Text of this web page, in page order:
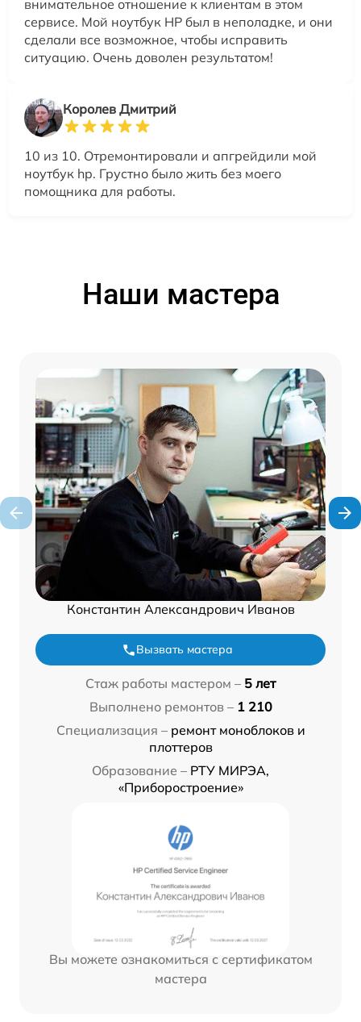
внимательное отношение к клиентам в этом
сервисе. Мой ноутбук HP был в неполадке, и они
сделали все возможное, чтобы исправить
ситуацию. Очень доволен результатом!
Королев Дмитрий
10 из 10. Отремонтировали и апгрейдили мой
ноутбук hp. Грустно было жить без моего
помощника для работы.
Наши мастера
Константин Александрович Иванов
Вызвать мастера
Стаж работы мастером – 5 лет
Выполнено ремонтов – 1 210
Специализация – ремонт моноблоков и
плоттеров
Образование – РТУ МИРЭА,
«Приборостроение»
Вы можете ознакомиться с сертификатом
мастера